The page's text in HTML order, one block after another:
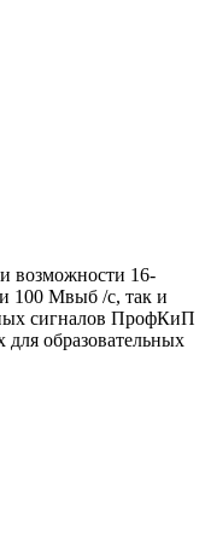
возможности 16-
100 Мвыб /с, так и
сигналов ПрофКиП
образовательных